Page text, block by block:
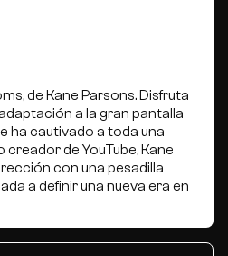
de Kane Parsons. Disfruta
a la gran pantalla
ha cautivado a toda una
creador de YouTube, Kane
con una pesadilla
a definir una nueva era en